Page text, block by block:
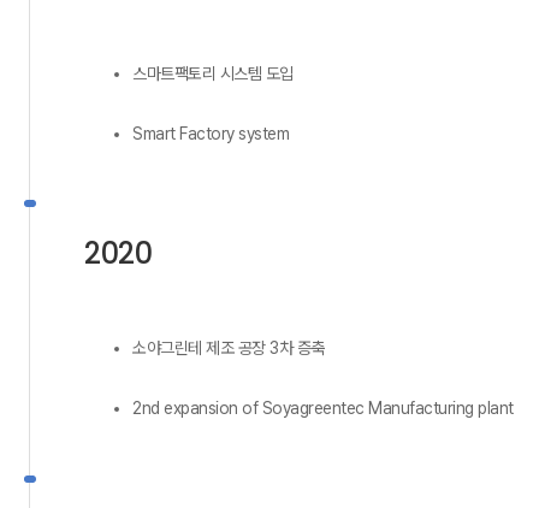
스마트팩토리 시스템 도입
Smart Factory system
2020
소야그린테 제조 공장 3차 증축
2nd expansion of Soyagreentec Manufacturing plant